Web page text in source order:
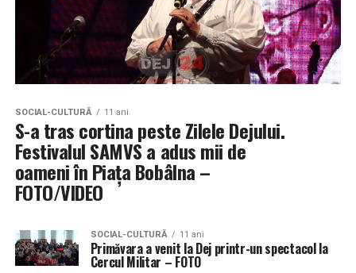
SOCIAL-CULTURĂ 11 ani
S-a tras cortina peste Zilele Dejului.
Festivalul SAMVS a adus mii de
oameni în Piața Bobâlna –
FOTO/VIDEO
SOCIAL-CULTURĂ 11 ani
Primăvara a venit la Dej printr-un spectacol la
Cercul Militar – FOTO